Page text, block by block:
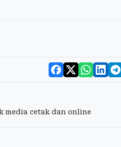
media cetak dan online